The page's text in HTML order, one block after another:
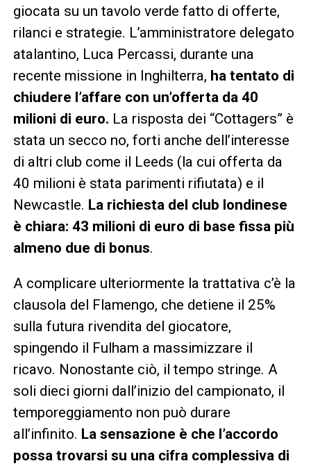
giocata su un tavolo verde fatto di offerte,
rilanci e strategie. L’amministratore delegato
atalantino, Luca Percassi, durante una
recente missione in Inghilterra, ha tentato di
chiudere l’affare con un’offerta da 40
milioni di euro. La risposta dei “Cottagers” è
stata un secco no, forti anche dell’interesse
di altri club come il Leeds (la cui offerta da
40 milioni è stata parimenti rifiutata) e il
Newcastle. La richiesta del club londinese
è chiara: 43 milioni di euro di base fissa più
almeno due di bonus.
A complicare ulteriormente la trattativa c’è la
clausola del Flamengo, che detiene il 25%
sulla futura rivendita del giocatore,
spingendo il Fulham a massimizzare il
ricavo. Nonostante ciò, il tempo stringe. A
soli dieci giorni dall’inizio del campionato, il
temporeggiamento non può durare
all’infinito. La sensazione è che l’accordo
possa trovarsi su una cifra complessiva di